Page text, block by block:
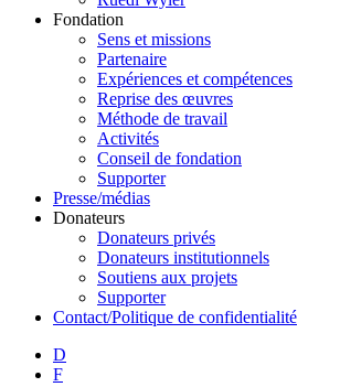
Fondation
Sens et missions
Partenaire
Expériences et compétences
Reprise des œuvres
Méthode de travail
Activités
Conseil de fondation
Supporter
Presse/médias
Donateurs
Donateurs privés
Donateurs institutionnels
Soutiens aux projets
Supporter
Contact/Politique de confidentialité
D
F